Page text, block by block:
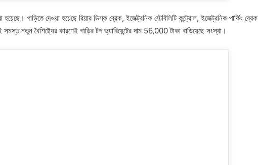
গাড়িতে দেওয়া হয়েছে রিয়ার ডিস্ক ব্রেক, ইলেক্ট্রনিক স্টেবিলিটি কন্ট্রোল, ইলেক্ট্রনিক পার্কিং ব্রেক
নতুন বৈশিষ্ট্যের কারণেই গাড়ির টপ ভ্যারিয়েন্টের দাম 56,000 টাকা বাড়িয়েছে সংস্থা।